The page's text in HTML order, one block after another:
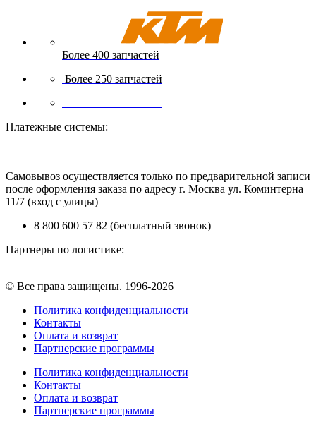
Более 400 запчастей
Более 250 запчастей
Платежные системы:
Самовывоз осуществляется только по предварительной записи
после оформления заказа по адресу г. Москва ул. Коминтерна
11/7 (вход с улицы)
8 800 600 57 82 (бесплатный звонок)
Партнеры по логистике:
© Все права защищены. 1996-2026
Политика конфиденциальности
Контакты
Оплата и возврат
Партнерcкие программы
Политика конфиденциальности
Контакты
Оплата и возврат
Партнерcкие программы